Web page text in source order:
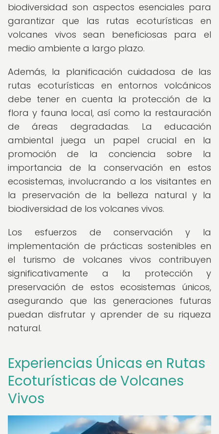
biodiversidad son aspectos esenciales para
garantizar que las rutas ecoturísticas en
volcanes vivos sean beneficiosas para el
medio ambiente a largo plazo.
Además, la planificación cuidadosa de las
rutas ecoturísticas en entornos volcánicos
debe tener en cuenta la protección de la
flora y fauna local, así como la restauración
de áreas degradadas. La educación
ambiental juega un papel crucial en la
promoción de la conciencia sobre la
importancia de la conservación en estos
ecosistemas, involucrando a los visitantes en
la preservación de la belleza natural y la
biodiversidad de los volcanes vivos.
Los esfuerzos de conservación y la
implementación de prácticas sostenibles en
el turismo de volcanes vivos contribuyen
significativamente a la protección y
preservación de estos ecosistemas únicos,
asegurando que las generaciones futuras
puedan disfrutar y aprender de su riqueza
natural.
Experiencias Únicas en Rutas
Ecoturísticas de Volcanes
Vivos